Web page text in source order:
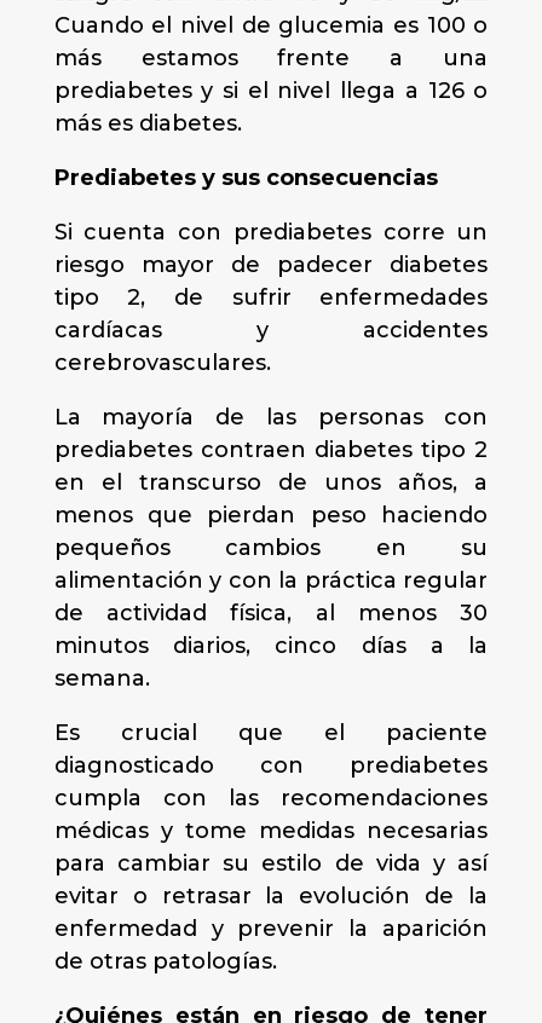
Cuando el nivel de glucemia es 100 o
más estamos frente a una
prediabetes y si el nivel llega a 126 o
más es diabetes.
Prediabetes y sus consecuencias
Si cuenta con prediabetes corre un
riesgo mayor de padecer diabetes
tipo 2, de sufrir enfermedades
cardíacas y accidentes
cerebrovasculares.
La mayoría de las personas con
prediabetes contraen diabetes tipo 2
en el transcurso de unos años, a
menos que pierdan peso haciendo
pequeños cambios en su
alimentación y con la práctica regular
de actividad física, al menos 30
minutos diarios, cinco días a la
semana.
Es crucial que el paciente
diagnosticado con prediabetes
cumpla con las recomendaciones
médicas y tome medidas necesarias
para cambiar su estilo de vida y así
evitar o retrasar la evolución de la
enfermedad y prevenir la aparición
de otras patologías.
¿Quiénes están en riesgo de tener